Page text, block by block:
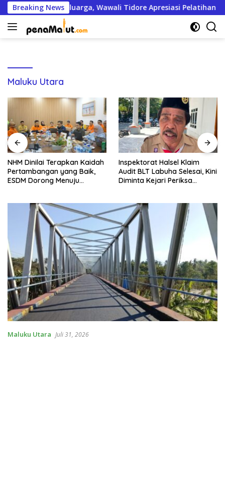
Langsung
ke
konten
Breaking News
Ekonomi Keluarga, Wawali Tidore Apresiasi Pelatihan
Maluku Utara
NHM Dinilai Terapkan Kaidah
Pertambangan yang Baik,
ESDM Dorong Menuju
Inspektorat Halsel Klaim
Audit BLT Labuha Selesai, Kini
Diminta Kejari Periksa
Maluku Utara Juli 31, 2026